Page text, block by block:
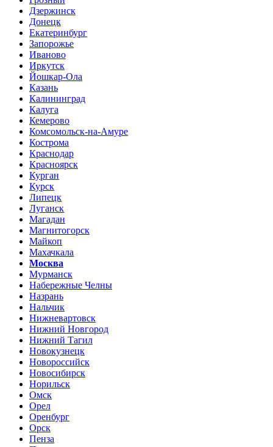
Дзержинск
Донецк
Екатеринбург
Запорожье
Иваново
Иркутск
Йошкар-Ола
Казань
Калининград
Калуга
Кемерово
Комсомольск-на-Амуре
Кострома
Краснодар
Красноярск
Курган
Курск
Липецк
Луганск
Магадан
Магнитогорск
Майкоп
Махачкала
Москва
Мурманск
Набережные Челны
Назрань
Нальчик
Нижневартовск
Нижний Новгород
Нижний Тагил
Новокузнецк
Новороссийск
Новосибирск
Норильск
Омск
Орел
Оренбург
Орск
Пенза